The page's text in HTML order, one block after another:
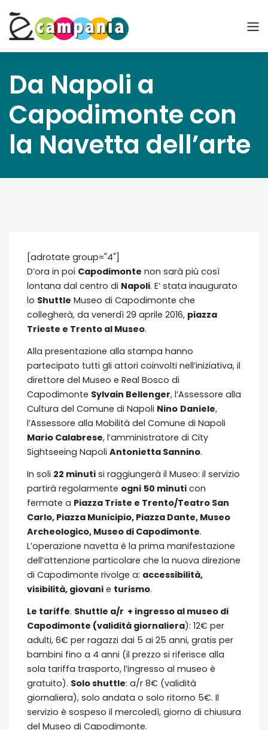
Da Napoli a
Capodimonte con
la Navetta dell’arte
[adrotate group="4"]
D’ora in poi Capodimonte non sarà più così
lontana dal centro di Napoli. E’ stata inaugurato
lo Shuttle Museo di Capodimonte che
collegherà, da venerdì 29 aprile 2016, piazza
Trieste e Trento al Museo.
Alla presentazione alla stampa hanno
partecipato tutti gli attori coinvolti nell’iniziativa, il
direttore del Museo e Real Bosco di
Capodimonte Sylvain Bellenger, l’Assessore alla
Cultura del Comune di Napoli Nino Daniele,
l’Assessore alla Mobilità del Comune di Napoli
Mario Calabrese, l’amministratore di City
Sightseeing Napoli Antonietta Sannino.
In soli 22 minuti si raggiungerà il Museo: il servizio
partirà regolarmente ogni 50 minuti con
fermate a Piazza Triste e Trento/Teatro San
Carlo, Piazza Municipio, Piazza Dante, Museo
Archeologico, Museo di Capodimonte.
L’operazione navetta è la prima manifestazione
dell’attenzione particolare che la nuova direzione
di Capodimonte rivolge a: accessibilità,
visibilità, giovani e turismo.
Le tariffe. Shuttle a/r + ingresso al museo di
Capodimonte (validità giornaliera): 12€ per
adulti, 6€ per ragazzi dai 5 ai 25 anni, gratis per
bambini fino a 4 anni (il prezzo si riferisce alla
sola tariffa trasporto, l’ingresso al museo è
gratuito). Solo shuttle: a/r 8€ (validità
giornaliera), solo andata o solo ritorno 5€. Il
servizio è sospeso il mercoledì, giorno di chiusura
del Museo di Capodimonte.